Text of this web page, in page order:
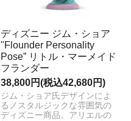
ディズニー ジム・ショア
"Flounder Personality
Pose” リトル・マーメイド
フランダー
38,800円(税込42,680円)
ジム・ショア氏デザインによ
るノスタルジックな雰囲気の
ディズニー商品。アリエルの